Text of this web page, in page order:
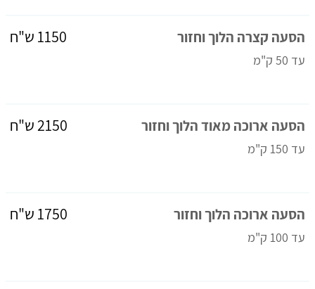
הסעה קצרה הלוך וחזור
עד 50 ק"מ
1150 ש"ח
הסעה ארוכה מאוד הלוך וחזור
עד 150 ק"מ
2150 ש"ח
הסעה ארוכה הלוך וחזור
עד 100 ק"מ
1750 ש"ח